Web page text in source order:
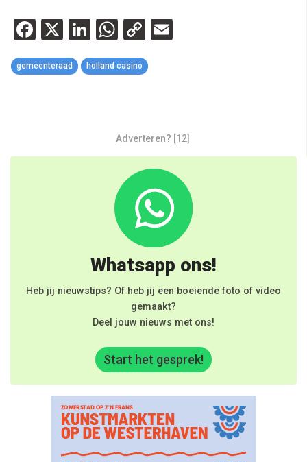
Facebook
X LinkedIn
WhatsApp
Copy
gemeenteraad holland casino
Adverteren? [12]
Whatsapp ons!
Heb jij nieuwstips? Of heb jij een boeiende foto of video
gemaakt?
Deel jouw nieuws met ons!
Start het gesprek!